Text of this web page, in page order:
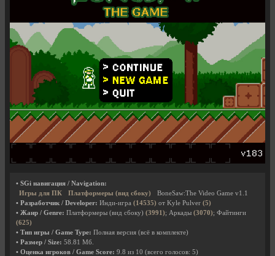
• SGi навигация / Navigation:
Игры для ПК
Платформеры (вид сбоку)
BoneSaw:The Video Game v1.1
• Разработчик / Developer: Инди-игра (14535) от Kyle Pulver (5)
• Жанр / Genre: Платформеры (вид сбоку) (3991); Аркады (3070); Файтинги
(625)
• Тип игры / Game Type: Полная версия (всё в комплекте)
• Размер / Size: 58.81 Мб.
• Оценка игроков / Game Score: 9.8 из 10 (всего голосов: 5)